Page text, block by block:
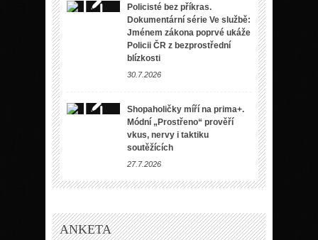
Policisté bez příkras.
Dokumentární série Ve službě:
Jménem zákona poprvé ukáže
Policii ČR z bezprostřední
blízkosti
30.7.2026
Shopaholičky míří na prima+.
Módní „Prostřeno“ prověří
vkus, nervy i taktiku
soutěžících
27.7.2026
ANKETA